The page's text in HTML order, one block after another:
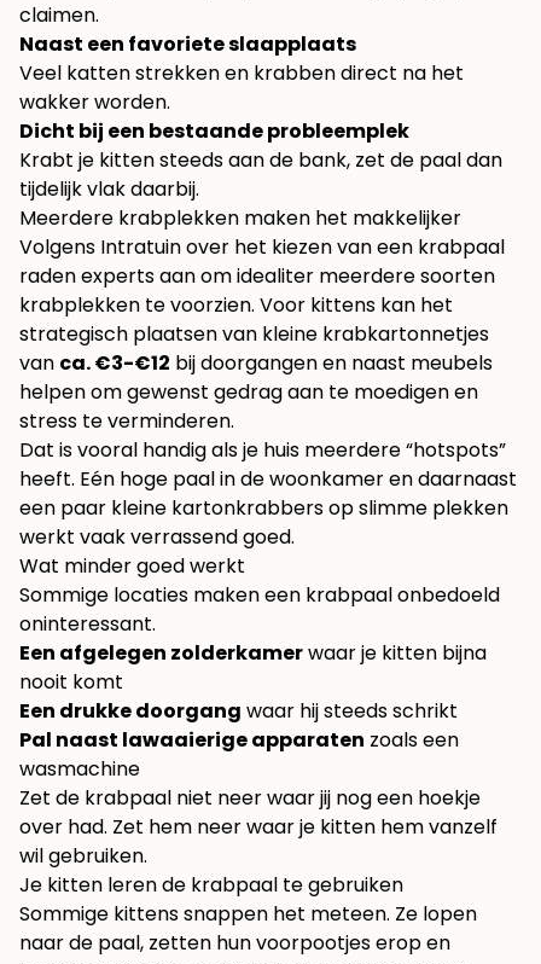
claimen.
Naast een favoriete slaapplaats
Veel katten strekken en krabben direct na het
wakker worden.
Dicht bij een bestaande probleemplek
Krabt je kitten steeds aan de bank, zet de paal dan
tijdelijk vlak daarbij.
Meerdere krabplekken maken het makkelijker
Volgens Intratuin over het kiezen van een krabpaal
raden experts aan om idealiter meerdere soorten
krabplekken te voorzien. Voor kittens kan het
strategisch plaatsen van kleine krabkartonnetjes
van ca. €3-€12 bij doorgangen en naast meubels
helpen om gewenst gedrag aan te moedigen en
stress te verminderen.
Dat is vooral handig als je huis meerdere “hotspots”
heeft. Eén hoge paal in de woonkamer en daarnaast
een paar kleine kartonkrabbers op slimme plekken
werkt vaak verrassend goed.
Wat minder goed werkt
Sommige locaties maken een krabpaal onbedoeld
oninteressant.
Een afgelegen zolderkamerwaar je kitten bijna
nooit komt
Een drukke doorgang waar hij steeds schrikt
Pal naast lawaaierige apparaten zoals een
wasmachine
Zet de krabpaal niet neer waar jij nog een hoekje
over had. Zet hem neer waar je kitten hem vanzelf
wil gebruiken.
Je kitten leren de krabpaal te gebruiken
Sommige kittens snappen het meteen. Ze lopen
naar de paal, zetten hun voorpootjes erop en